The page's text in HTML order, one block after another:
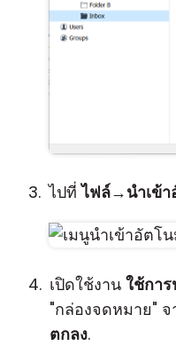
ไปที่ไฟล์→นำเข้
เปิดใช้งาน ใช้กา
"กล่องจดหมาย"
ตกลง.